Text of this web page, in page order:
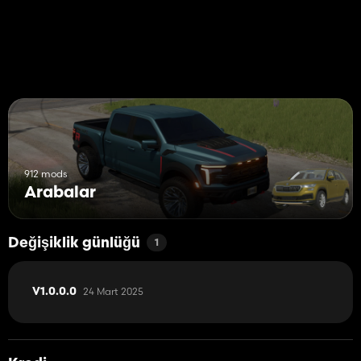
912 mods
Arabalar
Değişiklik günlüğü 1
V1.0.0.0 24 Mart 2025